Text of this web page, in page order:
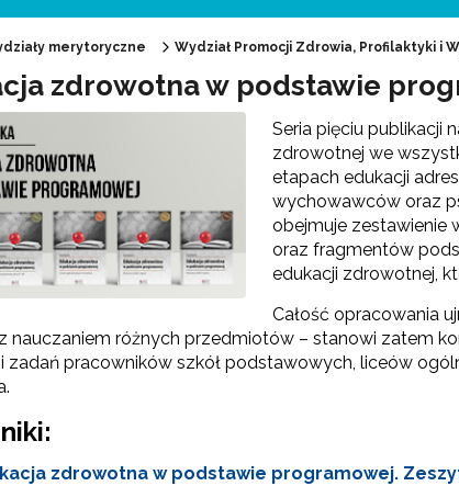
merytoryczne Wydział Promocji Zdrowia, Profilaktyki i
zdrowotna w podstawie
Seria pięciu publikacji
zdrowotnej we
etapach edukacji
wychowawców oraz
obejmuje zestawienie
oraz fragmentów
edukacji zdrowotnej,
Całość opracowania
nauczaniem różnych przedmiotów – stanowi zatem
zadań pracowników szkół podstawowych, liceów
zdrowotna w podstawie programowej. Zeszyt